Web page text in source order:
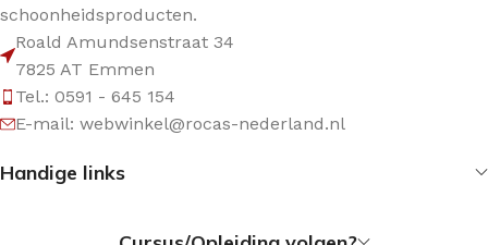
schoonheidsproducten.
Roald Amundsenstraat 34
7825 AT Emmen
Tel.: 0591 - 645 154
E-mail: webwinkel@rocas-nederland.nl
Handige links